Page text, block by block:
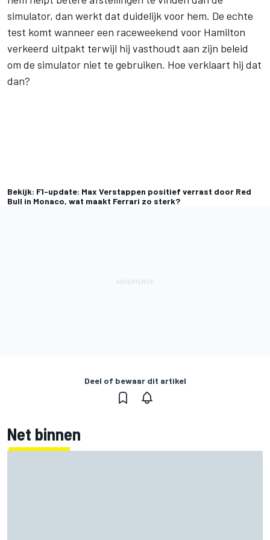
simulator, dan werkt dat duidelijk voor hem. De echte
test komt wanneer een raceweekend voor Hamilton
verkeerd uitpakt terwijl hij vasthoudt aan zijn beleid
om de simulator niet te gebruiken. Hoe verklaart hij dat
dan?
Bekijk: F1-update: Max Verstappen positief verrast door Red
Bull in Monaco, wat maakt Ferrari zo sterk?
Deel of bewaar dit artikel
Net binnen